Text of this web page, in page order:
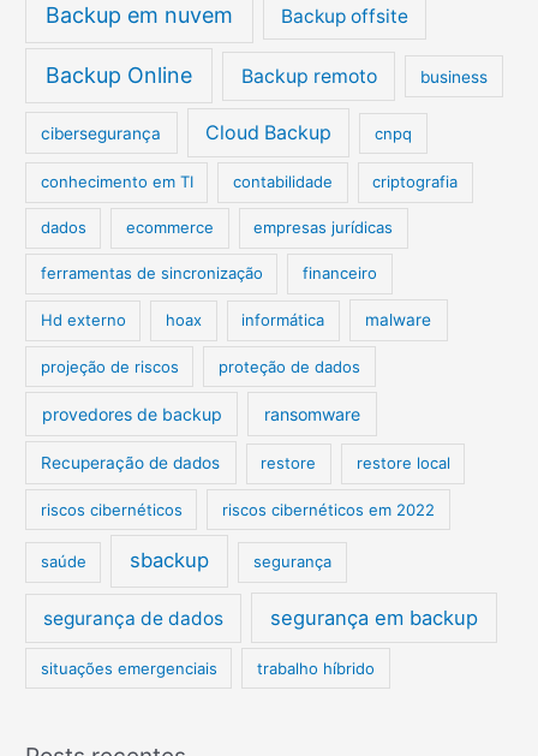
Backup em nuvem Backup offsite
Backup Online Backup remoto business
cibersegurança Cloud Backup cnpq
conhecimento em TI contabilidade criptografia
dados ecommerce empresas jurídicas
ferramentas de sincronização financeiro
Hd externo hoax informática malware
projeção de riscos proteção de dados
provedores de backup ransomware
Recuperação de dados restore restore local
riscos cibernéticos riscos cibernéticos em 2022
saúde sbackup segurança
segurança de dados segurança em backup
situações emergenciais trabalho híbrido